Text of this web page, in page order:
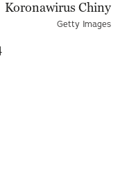
Getty Images